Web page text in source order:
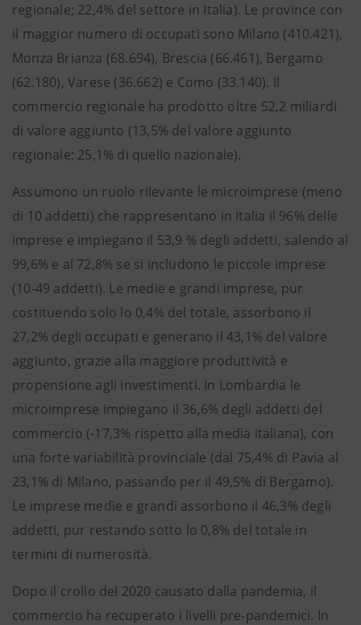
regionale; 22,4% del settore in Italia). Le province con
il maggior numero di occupati sono Milano (410.421),
Monza Brianza (68.694), Brescia (66.461), Bergamo
(62.180), Varese (36.662) e Como (33.140). Il
commercio regionale ha prodotto oltre 52,2 miliardi
di valore aggiunto (13,5% del valore aggiunto
regionale; 25,1% di quello nazionale).
Assumono un ruolo rilevante le microimprese (meno
di 10 addetti) che rappresentano in Italia il 96% delle
imprese e impiegano il 53,9 % degli addetti, salendo al
99,6% e al 72,8% se si includono le piccole imprese
(10-49 addetti). Le medie e grandi imprese, pur
costituendo solo lo 0,4% del totale, assorbono il
27,2% degli occupati e generano il 43,1% del valore
aggiunto, grazie alla maggiore produttività e
propensione agli investimenti. In Lombardia le
microimprese impiegano il 36,6% degli addetti del
commercio (-17,3% rispetto alla media italiana), con
una forte variabilità provinciale (dal 75,4% di Pavia al
23,1% di Milano, passando per il 49,5% di Bergamo).
Le imprese medie e grandi assorbono il 46,3% degli
addetti, pur restando sotto lo 0,8% del totale in
termini di numerosità.
Dopo il crollo del 2020 causato dalla pandemia, il
commercio ha recuperato i livelli pre-pandemici. In